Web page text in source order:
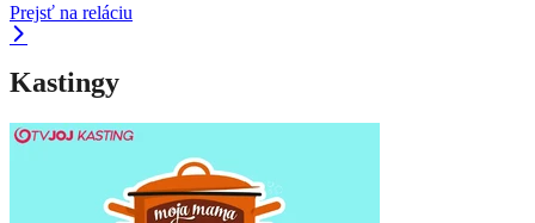
Prejsť na reláciu
Kastingy